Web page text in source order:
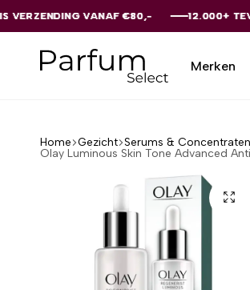
VANAF €80,- 12.000+ TEVREDEN
VANAF €80,- 12.000+ TEVREDEN
VANAF €80,- 12.000+ TEVREDEN
VANAF €80,- 12.000+ TEVREDEN
VANAF €80,- 12.000+ TEVREDEN
Merken
Home Gezicht Serums & Concentraten
Olay Luminous Skin Tone Advanced